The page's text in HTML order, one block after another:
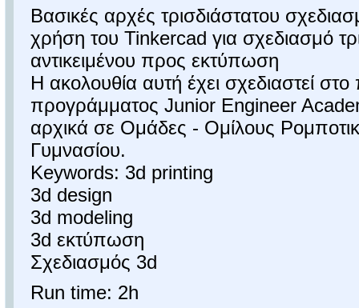
Βασικές αρχές τρισδιάστατου
χρήση του Tinkercad για σχεδιασμό
αντικειμένου προς εκτύπωση
Η ακολουθία αυτή έχει σχεδιαστεί στο
προγράμματος Junior Engineer
αρχικά σε Ομάδες - Ομίλους
Γυμνασίου.
Keywords: 3d printing
3d design
3d modeling
3d εκτύπωση
Σχεδιασμός 3d
Run time: 2h